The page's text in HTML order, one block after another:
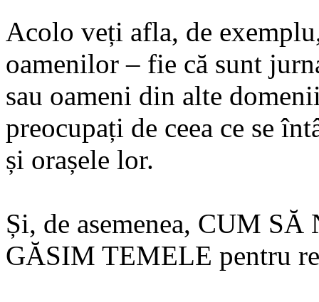
Acolo veți afla, de
oamenilor – fie că sunt
sau oameni din alte
preocupați de ceea ce se
și orașele lor.
Și, de asemenea, CUM
GĂSIM TEMELE pentru